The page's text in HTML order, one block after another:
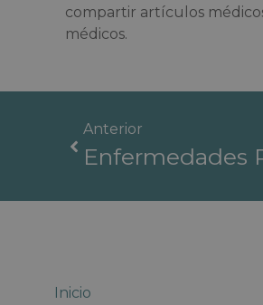
compartir artículos
médicos.
Anterior
Inicio